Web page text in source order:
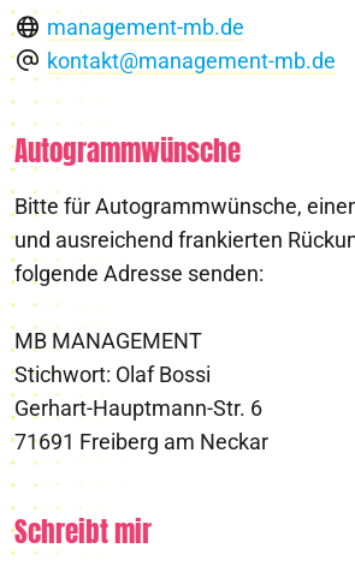
management-mb.de
kontakt@management-mb.de
Autogrammwünsche
Bitte für Autogrammwünsche,
und ausreichend frankierten
folgende Adresse senden:
MB MANAGEMENT
Stichwort: Olaf Bossi
Gerhart-Hauptmann-Str. 6
71691 Freiberg am Neckar
Schreibt mir